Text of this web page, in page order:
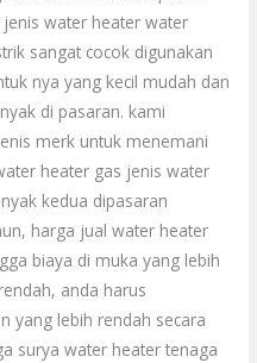
water heater water
sangat cocok digunakan
nya yang kecil mudah dan
di pasaran. kami
merk untuk menemani
heater gas jenis water
kedua dipasaran
harga jual water heater
biaya di muka yang lebih
anda harus
yang lebih rendah secara
surya water heater tenaga